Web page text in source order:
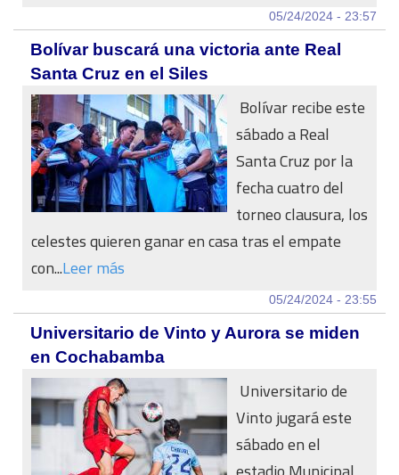
05/24/2024 - 23:57
Bolívar buscará una victoria ante Real
Santa Cruz en el Siles
Bolívar recibe este
sábado a Real
Santa Cruz por la
fecha cuatro del
torneo clausura, los
celestes quieren ganar en casa tras el empate
con...Leer más
05/24/2024 - 23:55
Universitario de Vinto y Aurora se miden
en Cochabamba
Universitario de
Vinto jugará este
sábado en el